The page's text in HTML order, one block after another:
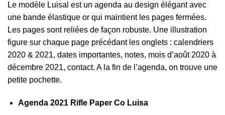
Le modèle Luisal est un agenda au design élégant avec
une bande élastique or qui maintient les pages fermées.
Les pages sont reliées de façon robuste. Une illustration
figure sur chaque page précédant les onglets : calendriers
2020 & 2021, dates importantes, notes, mois d’août 2020 à
décembre 2021, contact. A la fin de l’agenda, on trouve une
petite pochette.
Agenda 2021 Rifle Paper Co Luisa